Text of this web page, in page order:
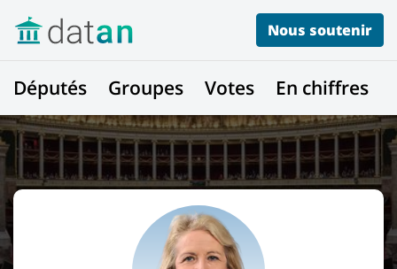
Nous soutenir
Députés Groupes Votes En chiffres